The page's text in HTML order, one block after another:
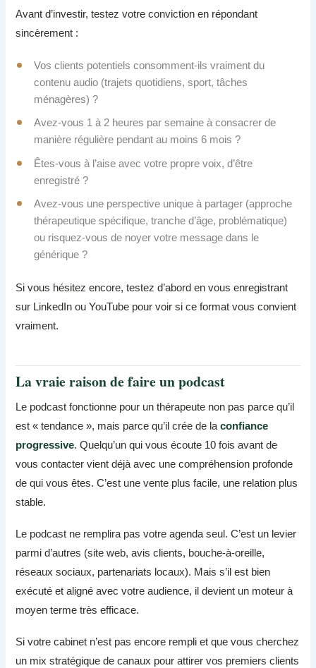
Avant d’investir, testez votre conviction en répondant
sincèrement :
Vos clients potentiels consomment-ils vraiment du
contenu audio (trajets quotidiens, sport, tâches
ménagères) ?
Avez-vous 1 à 2 heures par semaine à consacrer de
manière régulière pendant au moins 6 mois ?
Êtes-vous à l’aise avec votre propre voix, d’être
enregistré ?
Avez-vous une perspective unique à partager (approche
thérapeutique spécifique, tranche d’âge, problématique)
ou risquez-vous de noyer votre message dans le
générique ?
Si vous hésitez encore, testez d’abord en vous enregistrant
sur LinkedIn ou YouTube pour voir si ce format vous convient
vraiment.
La vraie raison de faire un podcast
Le podcast fonctionne pour un thérapeute non pas parce qu’il
est « tendance », mais parce qu’il crée de laconfiance
progressive. Quelqu’un qui vous écoute 10 fois avant de
vous contacter vient déjà avec une compréhension profonde
de qui vous êtes. C’est une vente plus facile, une relation plus
stable.
Le podcast ne remplira pas votre agenda seul. C’est un levier
parmi d’autres (site web, avis clients, bouche-à-oreille,
réseaux sociaux, partenariats locaux). Mais s’il est bien
exécuté et aligné avec votre audience, il devient un moteur à
moyen terme très efficace.
Si votre cabinet n’est pas encore rempli et que vous cherchez
un mix stratégique de canaux pour attirer vos premiers clients